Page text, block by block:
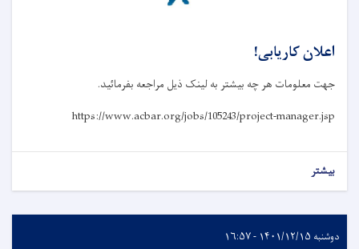
اعلان کاریابی!
جهت معلومات هر چه بیشتر به لینک ذیل مراجعه بفرمائید.
https://www.acbar.org/jobs/105243/project-manager.jsp
بیشتر
دوشنبه ۱۴۰۱/۱۲/۱۵ - ۱۶:۵۷